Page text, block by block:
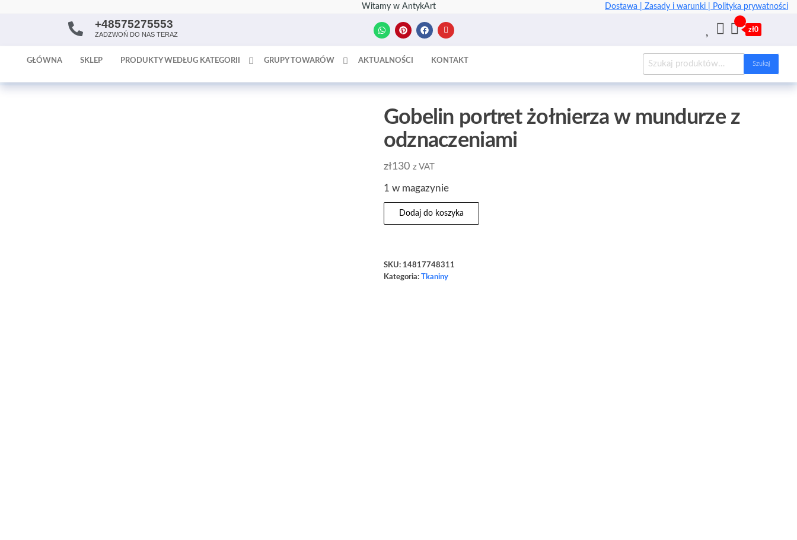
Witamy w AntykArt Dostawa | Zasady i warunki | Polityka prywatności
AntykArt
poświęcona
sprzedaży
tapet
+48575275553
ZADZWOŃ DO NAS TERAZ
zł0
GŁÓWNA SKLEP PRODUKTY WEDŁUG KATEGORII GRUPY TOWARÓW AKTUALNOŚCI KONTAKT Szukaj
Gobelin portret żołnierza w mundurze z
odznaczeniami
zł130 z VAT
1 w magazynie
Dodaj do koszyka
SKU: 14817748311
Kategoria: Tkaniny